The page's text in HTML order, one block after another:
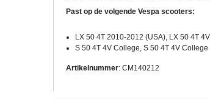
Past op de volgende Vespa scooters:
LX 50 4T 2010-2012 (USA), LX 50 4T
S 50 4T 4V College, S 50 4T 4V College
Artikelnummer: CM140212